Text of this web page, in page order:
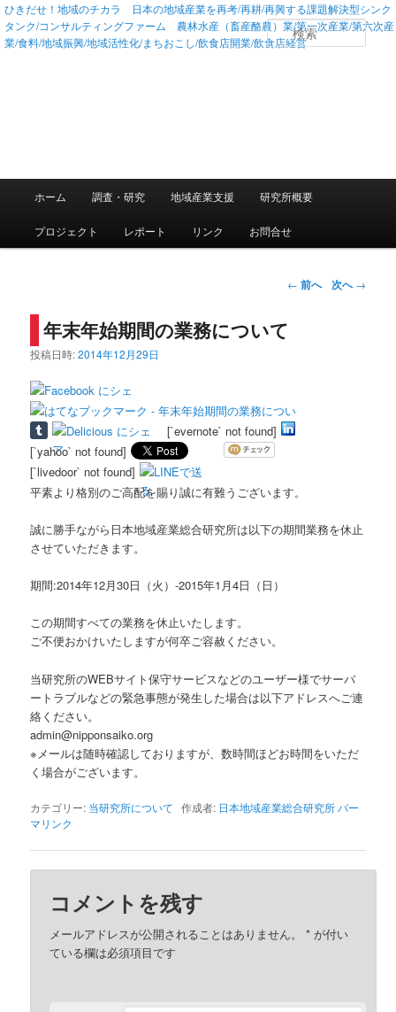
ひきだせ！地域のチカラ 日本の地域産業を再考/再耕/再興する課題解決型シンク
タンク/コンサルティングファーム 農林水産（畜産酪農）業/第一次産業/第六次産
業/食料/地域振興/地域活性化/まちおこし/飲食店開業/飲食店経営
検
索
メインコンテンツへ移動
サブコンテンツへ移動
ホーム 調査・研究 地域産業支援 研究所概要
プロジェクト レポート リンク お問合せ
投稿ナビゲーション
← 前へ 次へ→
年末年始期間の業務について
投稿日時:2014年12月29日
[`evernote` not found]
[`yahoo` not found]
[`livedoor` not found]
平素より格別のご高配を賜り誠に有難うございます。
誠に勝手ながら日本地域産業総合研究所は以下の期間業務を休止
させていただきます。
期間:2014年12月30日（火）-2015年1月4日（日）
この期間すべての業務を休止いたします。
ご不便おかけいたしますが何卒ご容赦ください。
当研究所のWEBサイト保守サービスなどのユーザー様でサーバ
ートラブルなどの緊急事態が発生した場合は以下アドレスへご連
絡ください。
admin@nipponsaiko.org
※メールは随時確認しておりますが、数時間ほどお時間をいただ
く場合がございます。
カテゴリー: 当研究所について 作成者: 日本地域産業総合研究所パー
マリンク
コメントを残す
メールアドレスが公開されることはありません。 * が付い
ている欄は必須項目です